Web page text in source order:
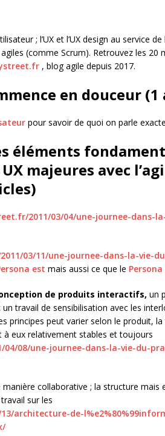
; l’UX et l’UX design au service de
(comme Scrum). Retrouvez les 20
, blog agile depuis 2017.
en douceur
pour savoir de quoi on parle
éléments
majeures avec
2011/03/04/une-journee-dans-
03/11/une-journee-dans-la-vie-
est mais aussi ce que le Persona
de produits interactifs, un
travail de sensibilisation avec les
principes peut varier selon le produit,
à eux relativement stables et toujours
08/une-journee-dans-la-vie-du-
collaborative ; la structure mais
sur les
architecture-de-